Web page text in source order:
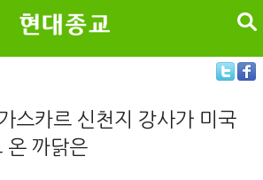
검색
스카르 신천지 강사가 미국
온 까닭은